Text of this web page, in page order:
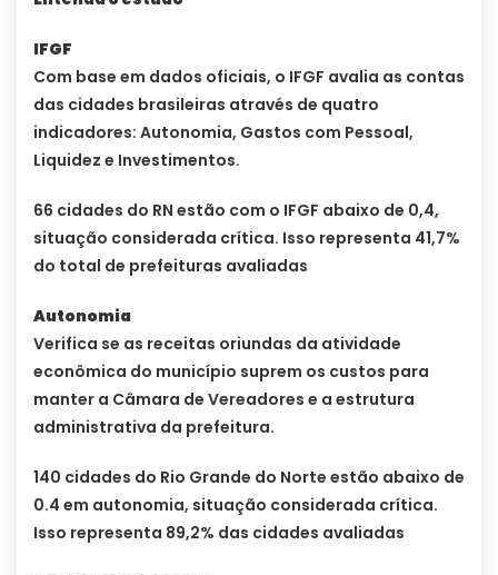
IFGF
Com base em dados oficiais, o IFGF avalia as contas
das cidades brasileiras através de quatro
indicadores: Autonomia, Gastos com Pessoal,
Liquidez e Investimentos.
66 cidades do RN estão com o IFGF abaixo de 0,4,
situação considerada crítica. Isso representa 41,7%
do total de prefeituras avaliadas
Autonomia
Verifica se as receitas oriundas da atividade
econômica do município suprem os custos para
manter a Câmara de Vereadores e a estrutura
administrativa da prefeitura.
140 cidades do Rio Grande do Norte estão abaixo de
0.4 em autonomia, situação considerada crítica.
Isso representa 89,2% das cidades avaliadas